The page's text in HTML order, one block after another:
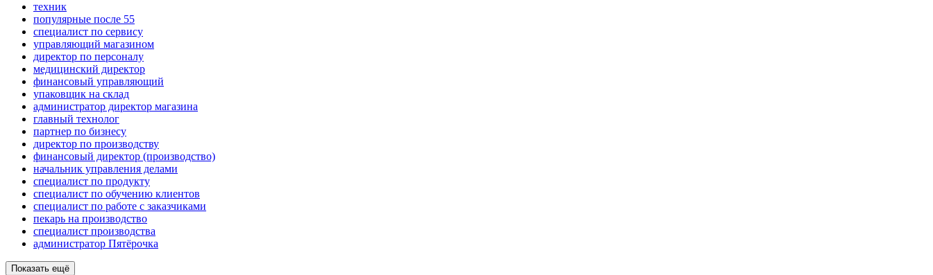
техник
популярные после 55
специалист по сервису
управляющий магазином
директор по персоналу
медицинский директор
финансовый управляющий
упаковщик на склад
администратор директор магазина
главный технолог
партнер по бизнесу
директор по производству
финансовый директор (производство)
начальник управления делами
специалист по продукту
специалист по обучению клиентов
специалист по работе с заказчиками
пекарь на производство
специалист производства
администратор Пятёрочка
Показать ещё